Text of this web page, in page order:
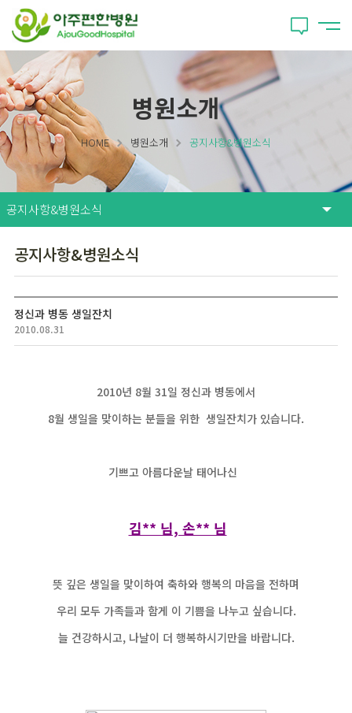
병원소개
HOME 병원소개 공지사항&병원소식
공지사항&병원소식
정신과 병동 생일잔치
2010.08.31
2010년 8월 31일 정신과 병동에서
8월 생일을 맞이하는 분들을 위한 생일잔치가 있습니다.
기쁘고 아름다운날 태어나신
김** 님, 손** 님
뜻 깊은 생일을 맞이하여 축하와 행복의 마음을 전하며
우리 모두 가족들과 함게 이 기쁨을 나누고 싶습니다.
늘 건강하시고, 나날이 더 행복하시기만을 바랍니다.